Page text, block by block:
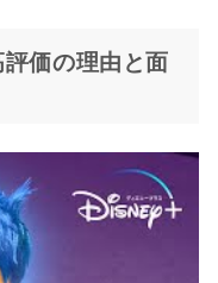
評価の理由と面